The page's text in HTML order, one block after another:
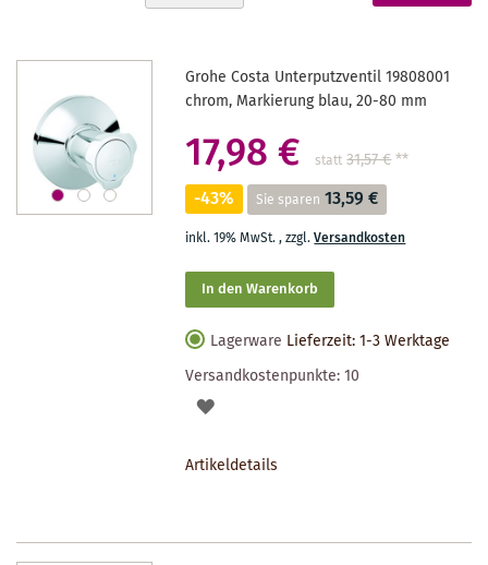
gerade
Grohe Costa Unterputzventil 19808001
chrom, Markierung blau, 20-80 mm
17,98 € statt 31,57 €**
-43% Sie sparen 13,59 €
inkl. 19% MwSt.,zzgl.Versandkosten
In den Warenkorb
Lagerware Lieferzeit: 1-3 Werktage
Versandkostenpunkte:10
AUF
Artikeldetails